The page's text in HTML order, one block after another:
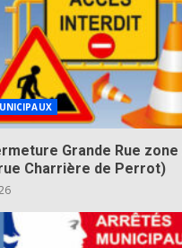
Grande Rue
rue Charrière de Perrot)